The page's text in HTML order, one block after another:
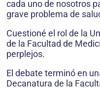
cada uno de nosotros
grave problema de
Cuestioné el rol de la
de la Facultad de
perplejos.
El debate terminó en
Decanatura de la